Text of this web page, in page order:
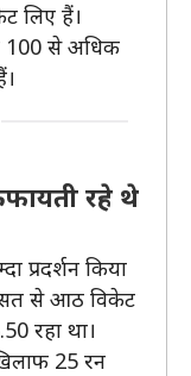
लिए हैं।
100 से अधिक
रहे थे
प्रदर्शन किया
से आठ विकेट
रहा था।
25 रन